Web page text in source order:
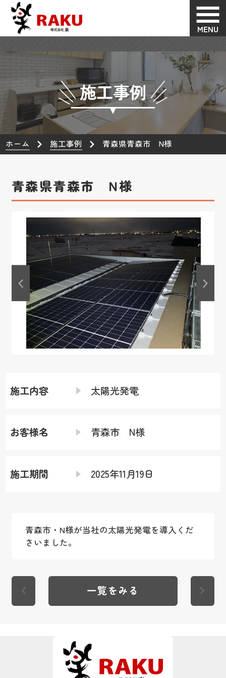
MENU
施工事例
ホーム 施工事例 青森県青森市 N様
青森県青森市 N様
施工内容 太陽光発電
お客様名 青森市 N様
施工期間 2025年11月19日
青森市・N様が当社の太陽光発電を導入くだ
さいました。
一覧をみる